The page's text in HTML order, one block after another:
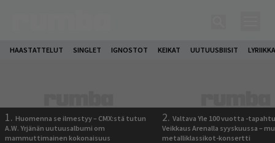
HAASTATTELUT SINGLET IGNOSTOT KEIKAT UUTUUSBIISIT
1. Huomenna se ilmestyy – CMX:stä tutun
A.W. Yrjänän uutuusalbumi om
mammuttimainen kokonaisuus
2. Valtava Yle 100 vuotta -
Veikkaus Arenalla syyskuussa –
metalliklassikot-konsertti